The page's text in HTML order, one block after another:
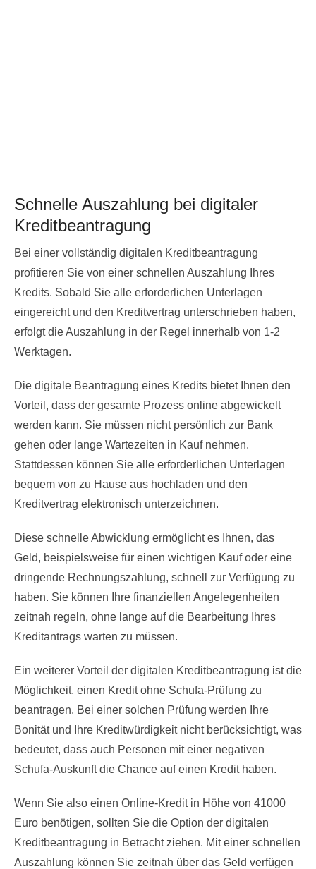
Schnelle Auszahlung bei digitaler
Kreditbeantragung
Bei einer vollständig digitalen Kreditbeantragung
profitieren Sie von einer schnellen Auszahlung Ihres
Kredits. Sobald Sie alle erforderlichen Unterlagen
eingereicht und den Kreditvertrag unterschrieben haben,
erfolgt die Auszahlung in der Regel innerhalb von 1-2
Werktagen.
Die digitale Beantragung eines Kredits bietet Ihnen den
Vorteil, dass der gesamte Prozess online abgewickelt
werden kann. Sie müssen nicht persönlich zur Bank
gehen oder lange Wartezeiten in Kauf nehmen.
Stattdessen können Sie alle erforderlichen Unterlagen
bequem von zu Hause aus hochladen und den
Kreditvertrag elektronisch unterzeichnen.
Diese schnelle Abwicklung ermöglicht es Ihnen, das
Geld, beispielsweise für einen wichtigen Kauf oder eine
dringende Rechnungszahlung, schnell zur Verfügung zu
haben. Sie können Ihre finanziellen Angelegenheiten
zeitnah regeln, ohne lange auf die Bearbeitung Ihres
Kreditantrags warten zu müssen.
Ein weiterer Vorteil der digitalen Kreditbeantragung ist die
Möglichkeit, einen Kredit ohne Schufa-Prüfung zu
beantragen. Bei einer solchen Prüfung werden Ihre
Bonität und Ihre Kreditwürdigkeit nicht berücksichtigt, was
bedeutet, dass auch Personen mit einer negativen
Schufa-Auskunft die Chance auf einen Kredit haben.
Wenn Sie also einen Online-Kredit in Höhe von 41000
Euro benötigen, sollten Sie die Option der digitalen
Kreditbeantragung in Betracht ziehen. Mit einer schnellen
Auszahlung können Sie zeitnah über das Geld verfügen